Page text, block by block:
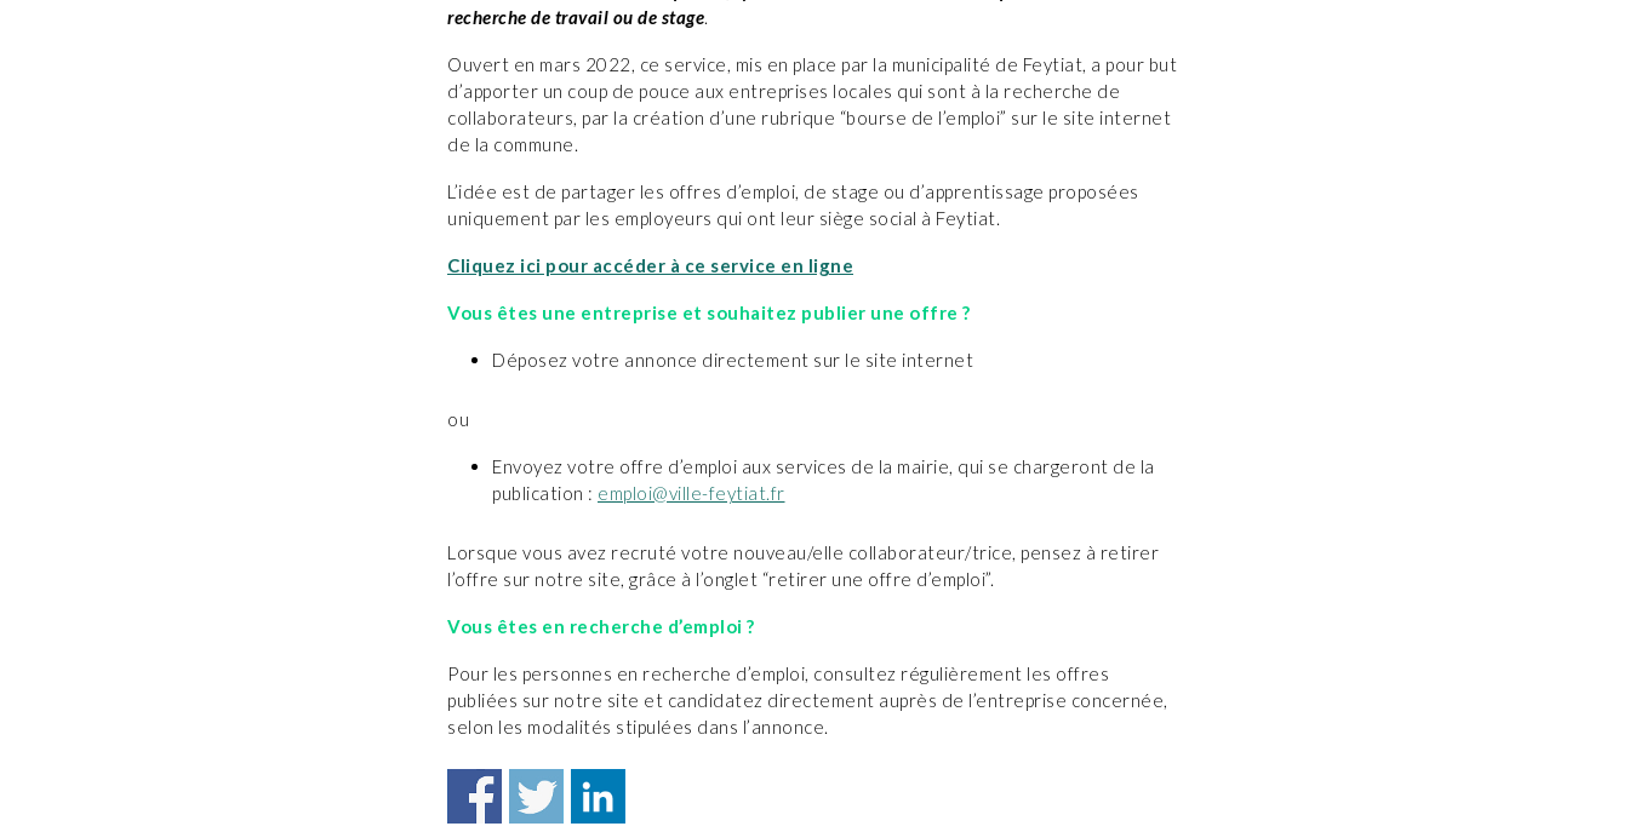
recherche de travail ou de stage.
Ouvert en mars 2022, ce service, mis en place par la municipalité de Feytiat, a pour but
d’apporter un coup de pouce aux entreprises locales qui sont à la recherche de
collaborateurs, par la création d’une rubrique “bourse de l’emploi” sur le site internet
de la commune.
L’idée est de partager les offres d’emploi, de stage ou d’apprentissage proposées
uniquement par les employeurs qui ont leur siège social à Feytiat.
Cliquez ici pour accéder à ce service en ligne
Vous êtes une entreprise et souhaitez publier une offre ?
Déposez votre annonce directement sur le site internet
ou
Envoyez votre offre d’emploi aux services de la mairie, qui se chargeront de la
publication : emploi@ville-feytiat.fr
Lorsque vous avez recruté votre nouveau/elle collaborateur/trice, pensez à retirer
l’offre sur notre site, grâce à l’onglet “retirer une offre d’emploi”.
Vous êtes en recherche d’emploi ?
Pour les personnes en recherche d’emploi, consultez régulièrement les offres
publiées sur notre site et candidatez directement auprès de l’entreprise concernée,
selon les modalités stipulées dans l’annonce.